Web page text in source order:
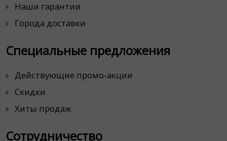
Наши гарантии
Города доставки
Специальные предложения
Действующие промо-акции
Скидки
Хиты продаж
Сотрудничество